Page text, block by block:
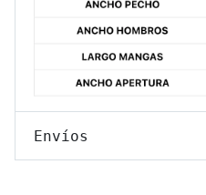
Envíos